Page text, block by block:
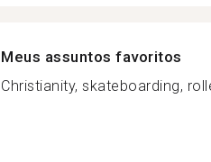
Meus assuntos favoritos
Christianity, skateboarding,